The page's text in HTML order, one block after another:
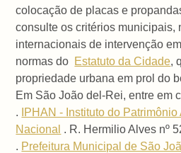
colocação de placas e
consulte os critérios municipais,
internacionais de intervenção
normas do Estatuto da Cidade,
propriedade urbana em prol do
Em São João del-Rei, entre em
.
IPHAN - Instituto do
Nacional . R. Hermilio Alves nº
. Prefeitura Municipal de São